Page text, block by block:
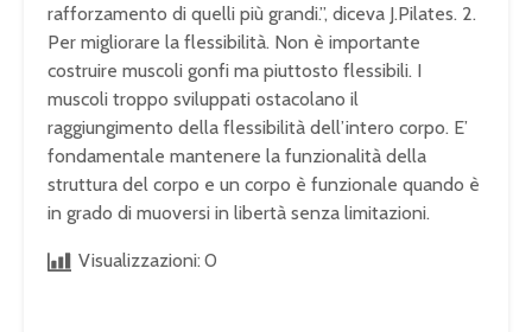
rafforzamento di quelli più grandi.”, diceva J.Pilates. 2.
Per migliorare la flessibilità. Non è importante
costruire muscoli gonfi ma piuttosto flessibili. I
muscoli troppo sviluppati ostacolano il
raggiungimento della flessibilità dell’intero corpo. E’
fondamentale mantenere la funzionalità della
struttura del corpo e un corpo è funzionale quando è
in grado di muoversi in libertà senza limitazioni.
Visualizzazioni: 0